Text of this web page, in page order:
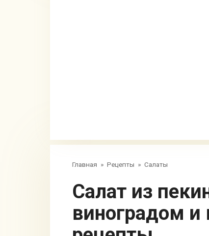
Главная » Рецепты » Салаты
Салат из пекинской капусты с
виноградом и